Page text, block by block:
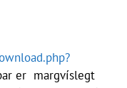
er margvíslegt